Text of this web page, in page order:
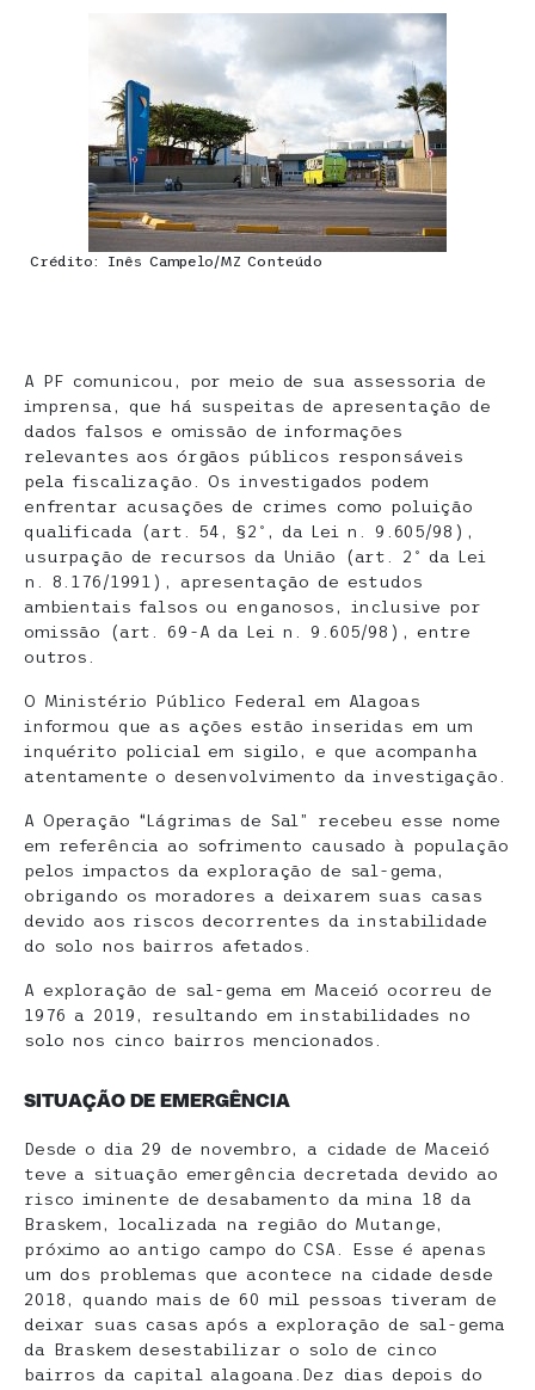
Crédito: Inês Campelo/MZ Conteúdo
A PF comunicou, por meio de sua assessoria de
imprensa, que há suspeitas de apresentação de
dados falsos e omissão de informações
relevantes aos órgãos públicos responsáveis
pela fiscalização. Os investigados podem
enfrentar acusações de crimes como poluição
qualificada (art. 54, §2º, da Lei n. 9.605/98),
usurpação de recursos da União (art. 2º da Lei
n. 8.176/1991), apresentação de estudos
ambientais falsos ou enganosos, inclusive por
omissão (art. 69-A da Lei n. 9.605/98), entre
outros.
O Ministério Público Federal em Alagoas
informou que as ações estão inseridas em um
inquérito policial em sigilo, e que acompanha
atentamente o desenvolvimento da investigação.
A Operação “Lágrimas de Sal” recebeu esse nome
em referência ao sofrimento causado à população
pelos impactos da exploração de sal-gema,
obrigando os moradores a deixarem suas casas
devido aos riscos decorrentes da instabilidade
do solo nos bairros afetados.
A exploração de sal-gema em Maceió ocorreu de
1976 a 2019, resultando em instabilidades no
solo nos cinco bairros mencionados.
SITUAÇÃO DE EMERGÊNCIA
Desde o dia 29 de novembro, a cidade de Maceió
teve a situação emergência decretada devido ao
risco iminente de desabamento da mina 18 da
Braskem, localizada na região do Mutange,
próximo ao antigo campo do CSA. Esse é apenas
um dos problemas que acontece na cidade desde
2018, quando mais de 60 mil pessoas tiveram de
deixar suas casas após a exploração de sal-gema
da Braskem desestabilizar o solo de cinco
bairros da capital alagoana.Dez dias depois do